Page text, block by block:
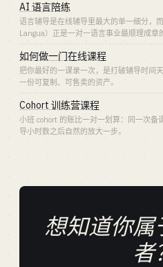
AI 语言陪练
语言辅导是在线辅导里最大的单一细分，
Langua）正是一对一语言事业最顺理成章
如何做一门在线课程
把你最好的一课录一次，是打破辅导时间
一份可复制、可售卖的资产。
Cohort 训练营课程
小班 cohort 的账比一对一划算：同一次备
导小时数之后自然的放大一步。
想知道你属
者